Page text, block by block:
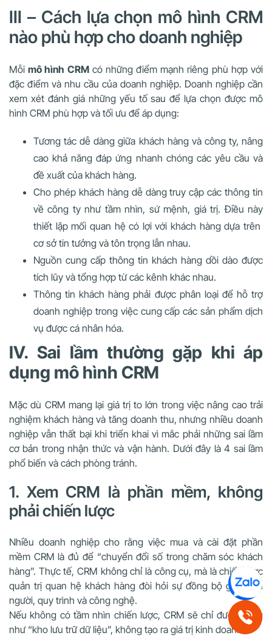
III – Cách lựa chọn mô hình CRM
nào phù hợp cho doanh nghiệp
Mỗimô hình CRMcó những điểm mạnh riêng phù hợp với
đặc điểm và nhu cầu của doanh nghiệp. Doanh nghiệp cần
xem xét đánh giá những yếu tố sau để lựa chọn được mô
hình CRM phù hợp và tối ưu để áp dụng:
Tương tác dễ dàng giữa khách hàng và công ty, nâng
cao khả năng đáp ứng nhanh chóng các yêu cầu và
đề xuất của khách hàng.
Cho phép khách hàng dễ dàng truy cập các thông tin
về công ty như tầm nhìn, sứ mệnh, giá trị. Điều này
thiết lập mối quan hệ có lợi với khách hàng dựa trên
cơ sở tin tưởng và tôn trọng lẫn nhau.
Nguồn cung cấp thông tin khách hàng dồi dào được
tích lũy và tổng hợp từ các kênh khác nhau.
Thông tin khách hàng phải được phân loại để hỗ trợ
doanh nghiệp trong việc cung cấp các sản phẩm dịch
vụ được cá nhân hóa.
IV. Sai lầm thường gặp khi áp
dụng mô hình CRM
Mặc dù CRM mang lại giá trị to lớn trong việc nâng cao trải
nghiệm khách hàng và tăng doanh thu, nhưng nhiều doanh
nghiệp vẫn thất bại khi triển khai vì mắc phải những sai lầm
cơ bản trong nhận thức và vận hành. Dưới đây là 4 sai lầm
phổ biến và cách phòng tránh.
1. Xem CRM là phần mềm, không
phải chiến lược
Nhiều doanh nghiệp cho rằng việc mua và cài đặt phần
mềm CRM là đủ để “chuyển đổi số trong chăm sóc khách
hàng”. Thực tế, CRM không chỉ là công cụ, mà là chiến lược
quản trị quan hệ khách hàng đòi hỏi sự đồng bộ giữa con
người, quy trình và công nghệ.
Nếu không có tầm nhìn chiến lược, CRM sẽ chỉ được dùng
như “kho lưu trữ dữ liệu”, không tạo ra giá trị kinh doanh.